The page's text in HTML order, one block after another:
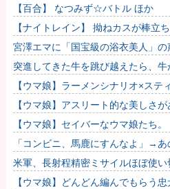
【百合】 なつみず☆バトル ほか
【ナイトレイン】 拗ねカスが棒立
処法
宮澤エマに「国宝級の浴衣美人」
ン」イベントで魅せた透明感【画像
突進してきた牛を跳び越えたら、牛
闘牛場の映像【海外の反応】
【ウマ娘】ラーメンシナリオ×ステ
ウン
【ウマ娘】アスリート的な美しさ
いよね…
【ウマ娘】セイバーなウマ娘たち。
「コンビニ、馬鹿にすんなよ」→あ
ｗｗｗｗｗｗｗｗ
米軍、長射程精密ミサイルほぼ使
少」と軍高官が警告！
【ウマ娘】どんどん編んでもらう